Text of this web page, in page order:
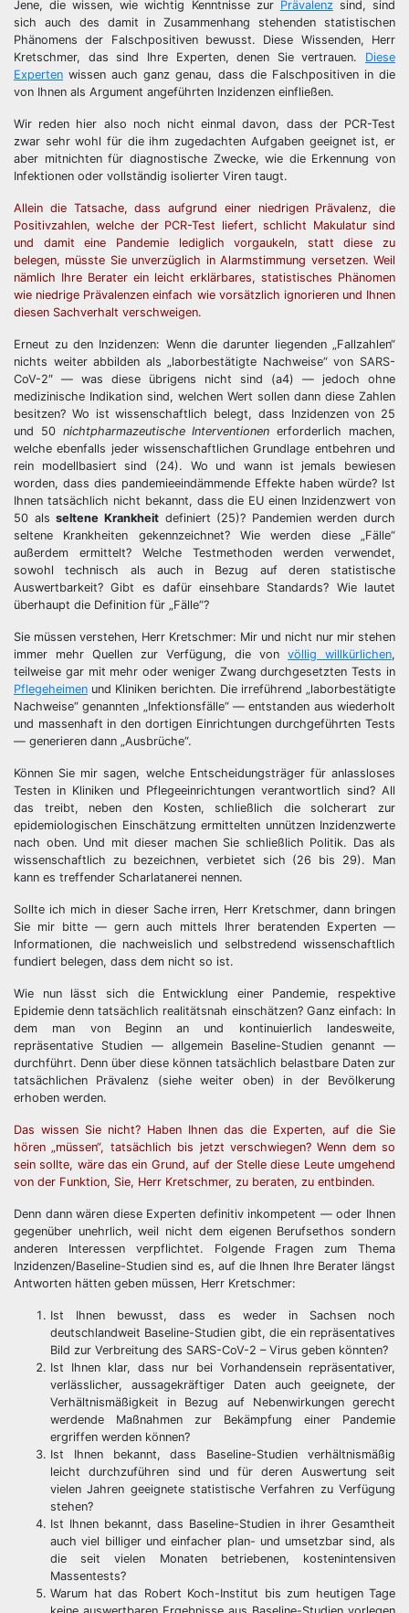
Jene, die wissen, wie wichtig Kenntnisse zur Prävalenzsind, sind
sich auch des damit in Zusammenhang stehenden statistischen
Phänomens der Falschpositiven bewusst. Diese Wissenden, Herr
Kretschmer, das sind Ihre Experten, denen Sie vertrauen. Diese
Experten wissen auch ganz genau, dass die Falschpositiven in die
von Ihnen als Argument angeführten Inzidenzen einfließen.
Wir reden hier also noch nicht einmal davon, dass der PCR-Test
zwar sehr wohl für die ihm zugedachten Aufgaben geeignet ist, er
aber mitnichten für diagnostische Zwecke, wie die Erkennung von
Infektionen oder vollständig isolierter Viren taugt.
Allein die Tatsache, dass aufgrund einer niedrigen Prävalenz, die
Positivzahlen, welche der PCR-Test liefert, schlicht Makulatur sind
und damit eine Pandemie lediglich vorgaukeln, statt diese zu
belegen, müsste Sie unverzüglich in Alarmstimmung versetzen. Weil
nämlich Ihre Berater ein leicht erklärbares, statistisches Phänomen
wie niedrige Prävalenzen einfach wie vorsätzlich ignorieren und Ihnen
diesen Sachverhalt verschweigen.
Erneut zu den Inzidenzen: Wenn die darunter liegenden „Fallzahlen“
nichts weiter abbilden als „laborbestätigte Nachweise“ von SARS-
CoV-2″ — was diese übrigens nicht sind (a4) — jedoch ohne
medizinische Indikation sind, welchen Wert sollen dann diese Zahlen
besitzen? Wo ist wissenschaftlich belegt, dass Inzidenzen von 25
und 50 nichtpharmazeutische Interventionen erforderlich machen,
welche ebenfalls jeder wissenschaftlichen Grundlage entbehren und
rein modellbasiert sind (24). Wo und wann ist jemals bewiesen
worden, dass dies pandemieeindämmende Effekte haben würde? Ist
Ihnen tatsächlich nicht bekannt, dass die EU einen Inzidenzwert von
50 alsseltene Krankheitdefiniert (25)? Pandemien werden durch
seltene Krankheiten gekennzeichnet? Wie werden diese „Fälle“
außerdem ermittelt? Welche Testmethoden werden verwendet,
sowohl technisch als auch in Bezug auf deren statistische
Auswertbarkeit? Gibt es dafür einsehbare Standards? Wie lautet
überhaupt die Definition für „Fälle“?
Sie müssen verstehen, Herr Kretschmer: Mir und nicht nur mir stehen
immer mehr Quellen zur Verfügung, die von völlig willkürlichen,
teilweise gar mit mehr oder weniger Zwang durchgesetzten Tests in
Pflegeheimen und Kliniken berichten. Die irreführend „laborbestätigte
Nachweise“ genannten „Infektionsfälle“ — entstanden aus wiederholt
und massenhaft in den dortigen Einrichtungen durchgeführten Tests
— generieren dann „Ausbrüche“.
Können Sie mir sagen, welche Entscheidungsträger für anlassloses
Testen in Kliniken und Pflegeeinrichtungen verantwortlich sind? All
das treibt, neben den Kosten, schließlich die solcherart zur
epidemiologischen Einschätzung ermittelten unnützen Inzidenzwerte
nach oben. Und mit dieser machen Sie schließlich Politik. Das als
wissenschaftlich zu bezeichnen, verbietet sich (26 bis 29). Man
kann es treffender Scharlatanerei nennen.
Sollte ich mich in dieser Sache irren, Herr Kretschmer, dann bringen
Sie mir bitte — gern auch mittels Ihrer beratenden Experten —
Informationen, die nachweislich und selbstredend wissenschaftlich
fundiert belegen, dass dem nicht so ist.
Wie nun lässt sich die Entwicklung einer Pandemie, respektive
Epidemie denn tatsächlich realitätsnah einschätzen? Ganz einfach: In
dem man von Beginn an und kontinuierlich landesweite,
repräsentative Studien — allgemein Baseline-Studien genannt —
durchführt. Denn über diese können tatsächlich belastbare Daten zur
tatsächlichen Prävalenz (siehe weiter oben) in der Bevölkerung
erhoben werden.
Das wissen Sie nicht? Haben Ihnen das die Experten, auf die Sie
hören „müssen“, tatsächlich bis jetzt verschwiegen? Wenn dem so
sein sollte, wäre das ein Grund, auf der Stelle diese Leute umgehend
von der Funktion, Sie, Herr Kretschmer, zu beraten, zu entbinden.
Denn dann wären diese Experten definitiv inkompetent — oder Ihnen
gegenüber unehrlich, weil nicht dem eigenen Berufsethos sondern
anderen Interessen verpflichtet. Folgende Fragen zum Thema
Inzidenzen/Baseline-Studien sind es, auf die Ihnen Ihre Berater längst
Antworten hätten geben müssen, Herr Kretschmer:
Ist Ihnen bewusst, dass es weder in Sachsen noch
deutschlandweit Baseline-Studien gibt, die ein repräsentatives
Bild zur Verbreitung des SARS-CoV-2 – Virus geben könnten?
Ist Ihnen klar, dass nur bei Vorhandensein repräsentativer,
verlässlicher, aussagekräftiger Daten auch geeignete, der
Verhältnismäßigkeit in Bezug auf Nebenwirkungen gerecht
werdende Maßnahmen zur Bekämpfung einer Pandemie
ergriffen werden können?
Ist Ihnen bekannt, dass Baseline-Studien verhältnismäßig
leicht durchzuführen sind und für deren Auswertung seit
vielen Jahren geeignete statistische Verfahren zu Verfügung
stehen?
Ist Ihnen bekannt, dass Baseline-Studien in ihrer Gesamtheit
auch viel billiger und einfacher plan- und umsetzbar sind, als
die seit vielen Monaten betriebenen, kostenintensiven
Massentests?
Warum hat das Robert Koch-Institut bis zum heutigen Tage